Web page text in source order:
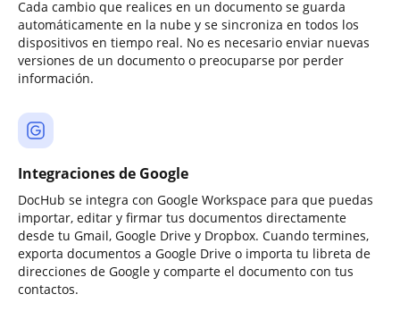
Cada cambio que realices en un documento se guarda
automáticamente en la nube y se sincroniza en todos los
dispositivos en tiempo real. No es necesario enviar nuevas
versiones de un documento o preocuparse por perder
información.
Integraciones de Google
DocHub se integra con Google Workspace para que puedas
importar, editar y firmar tus documentos directamente
desde tu Gmail, Google Drive y Dropbox. Cuando termines,
exporta documentos a Google Drive o importa tu libreta de
direcciones de Google y comparte el documento con tus
contactos.